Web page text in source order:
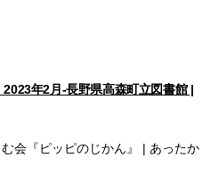
2023年2月-長野県高森町立図書館 |
会『ピッピのじかん』 | あったか